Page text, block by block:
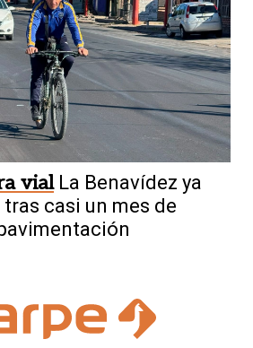
vial La Benavídez ya
casi un mes de